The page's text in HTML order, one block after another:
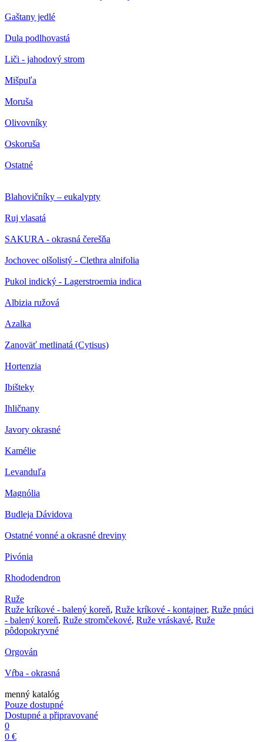
Gaštany jedlé
Dula podlhovastá
Liči - jahodový strom
Mišpuľa
Moruša
Olivovníky
Oskoruša
Ostatné
Blahovičníky – eukalypty
Ruj vlasatá
SAKURA - okrasná čerešňa
Jochovec olšolistý - Clethra alnifolia
Pukol indický - Lagerstroemia indica
Albizia ružová
Azalka
Zanoväť metlinatá (Cytisus)
Hortenzia
Ibišteky
Ihličnany
Javory okrasné
Kamélie
Levanduľa
Magnólia
Budleja Dávidova
Ostatné vonné a okrasné dreviny
Pivónia
Rhododendron
Ruže
Ruže kríkové - balený koreň, Ruže kríkové - kontajner, Ruže pnúci
- balený koreň, Ruže stromčekové, Ruže vráskavé, Ruže
pôdopokryvné
Orgován
Vŕba - okrasná
menný katalóg
Pouze dostupné
Dostupné a připravované
0
0 €